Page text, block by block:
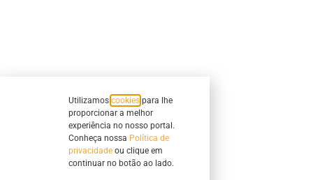
Utilizamos cookies para lhe
proporcionar a melhor
experiência no nosso portal.
Conheça nossa Política de
privacidade ou clique em
continuar no botão ao lado.